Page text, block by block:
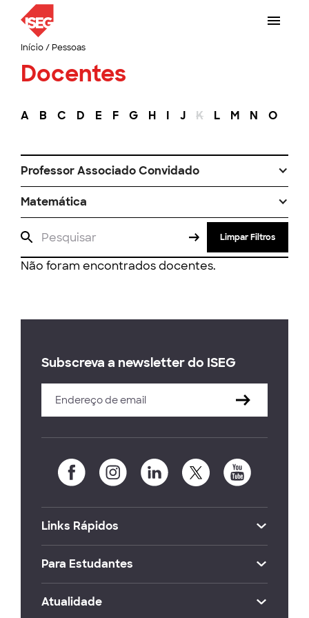
Início/ Pessoas
Docentes
A B C D E F G H I J K L M N O
Professor Associado Convidado
Matemática
Limpar Filtros
Não foram encontrados docentes.
Subscreva a newsletter do ISEG
Links Rápidos
Para Estudantes
Atualidade